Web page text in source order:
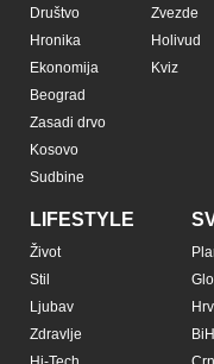
Društvo
Hronika
Ekonomija
Beograd
Zasadi drvo
Kosovo
Sudbine
Zvezde
Holivud
Kviz
LIFESTYLE
Život
Stil
Ljubav
Zdravlje
BiH